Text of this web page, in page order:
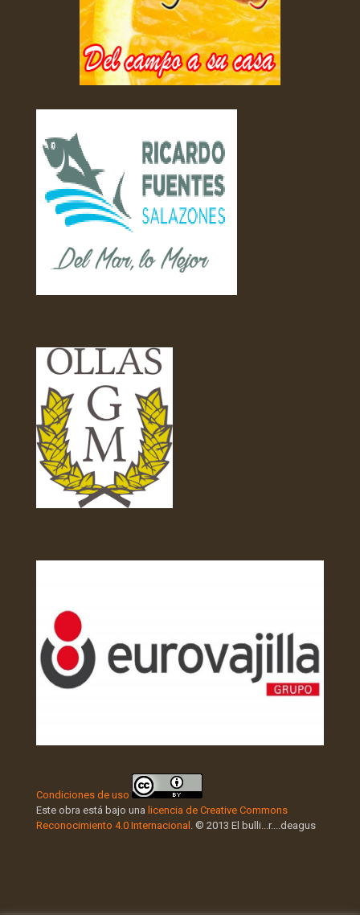
Condiciones de uso
Este obra está bajo una licencia de Creative Commons
Reconocimiento 4.0 Internacional
. © 2013 El bulli...r....deagus